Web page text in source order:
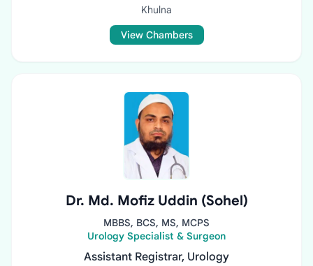
Khulna
View Chambers
Dr. Md. Mofiz Uddin (Sohel)
MBBS, BCS, MS, MCPS
Urology Specialist & Surgeon
Assistant Registrar, Urology